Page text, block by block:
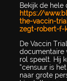
Bekijk de hele
https://
the-vaccin-
zegt-robert-f-
De Vaccin
documentaire
rol speelt. Hij
“censuur is
naar grote